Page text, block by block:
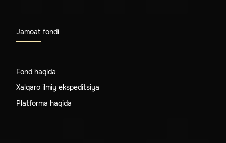
Jamoat fondi
Fond haqida
Xalqaro ilmiy ekspeditsiya
Platforma haqida